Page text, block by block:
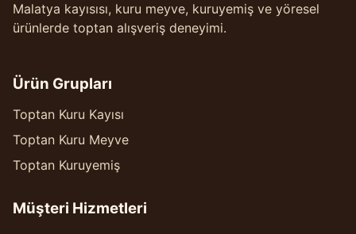
Malatya kayısısı, kuru meyve, kuruyemiş ve yöresel
ürünlerde toptan alışveriş deneyimi.
Ürün Grupları
Toptan Kuru Kayısı
Toptan Kuru Meyve
Toptan Kuruyemiş
Müşteri Hizmetleri